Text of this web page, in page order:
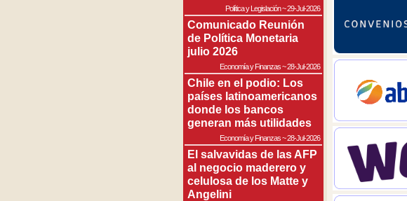
Política y Legislación~29-Jul-2026
Comunicado Reunión
de Política Monetaria
julio 2026
Economía y Finanzas~28-Jul-2026
Chile en el podio: Los
países latinoamericanos
donde los bancos
generan más utilidades
Economía y Finanzas~28-Jul-2026
El salvavidas de las AFP
al negocio maderero y
celulosa de los Matte y
Angelini